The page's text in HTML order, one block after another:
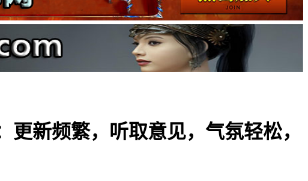
更新频繁，听取意见，气氛轻松，